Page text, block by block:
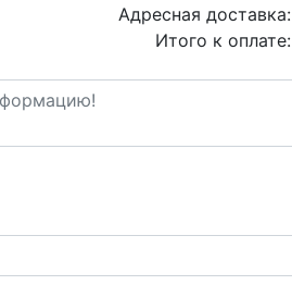
Адресная доставка:
Итого к оплате: